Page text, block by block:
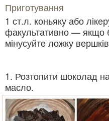
Приготування
1 ст.л. коньяку або
факультативно — якщо
мінусуйте ложку
1. Розтопити шоколад
масло.